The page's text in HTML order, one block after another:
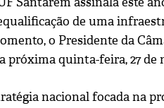
de uma
o Presidente da
próxima quinta-feira, 27 de
nacional focada na